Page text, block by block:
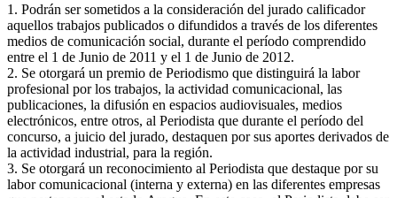
1. Podrán ser sometidos a la consideración del jurado calificador
aquellos trabajos publicados o difundidos a través de los diferentes
medios de comunicación social, durante el período comprendido
entre el 1 de Junio de 2011 y el 1 de Junio de 2012.
2. Se otorgará un premio de Periodismo que distinguirá la labor
profesional por los trabajos, la actividad comunicacional, las
publicaciones, la difusión en espacios audiovisuales, medios
electrónicos, entre otros, al Periodista que durante el período del
concurso, a juicio del jurado, destaquen por sus aportes derivados de
la actividad industrial, para la región.
3. Se otorgará un reconocimiento al Periodista que destaque por su
labor comunicacional (interna y externa) en las diferentes empresas